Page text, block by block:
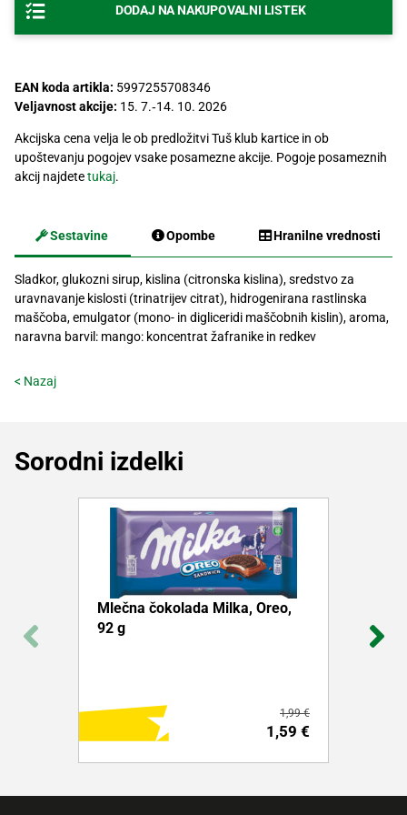
DODAJ NA NAKUPOVALNI LISTEK
EAN koda artikla: 5997255708346
Veljavnost akcije: 15. 7.‐14. 10. 2026
Akcijska cena velja le ob predložitvi Tuš klub kartice in ob
upoštevanju pogojev vsake posamezne akcije. Pogoje posameznih
akcij najdetetukaj.
Sestavine Opombe Hranilne vrednosti
Sladkor, glukozni sirup, kislina (citronska kislina), sredstvo za
uravnavanje kislosti (trinatrijev citrat), hidrogenirana rastlinska
maščoba, emulgator (mono- in digliceridi maščobnih kislin), aroma,
naravna barvil: mango: koncentrat žafranike in redkev
< Nazaj
Sorodni izdelki
Mlečna čokolada Milka, Oreo,
92 g
1,59 €
1,99 €